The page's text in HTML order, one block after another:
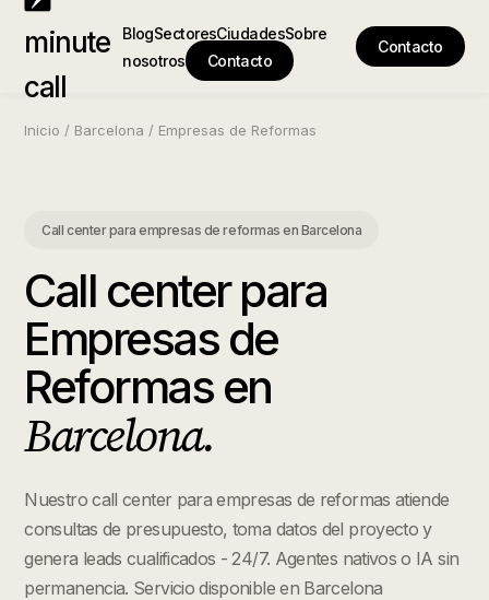
minute
call
BlogSectoresCiudadesSobre
nosotros
Contacto
Contacto
Inicio / Barcelona / Empresas de Reformas
Call center para empresas de reformas en Barcelona
Call center para
Empresas de
Reformasen
Barcelona.
Nuestro call center para empresas de reformas atiende
consultas de presupuesto, toma datos del proyecto y
genera leads cualificados - 24/7. Agentes nativos o IA sin
permanencia. Servicio disponible en Barcelona